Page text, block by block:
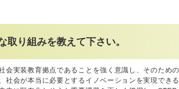
取り組みを教えて下さい。
会実装教育拠点であることを強く意識し、そのため
社会が本当に必要とするイノベーションを実現でき